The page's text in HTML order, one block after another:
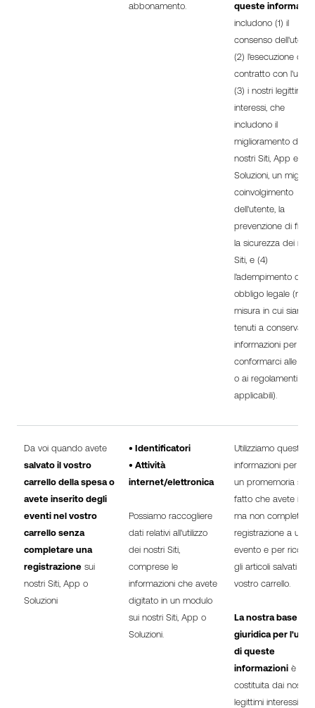
abbonamento.
queste
includono (1) il
consenso
(2) l'esecuzione di
contratto con
(3) i nostri legittimi
interessi, che
includono il
miglioramento dei
nostri Siti, App e
Soluzioni, un migliore
coinvolgimento
dell'utente, la
prevenzione di frodi
la sicurezza dei
Siti, e (4)
l'adempimento di un
obbligo legale (nella
misura in cui siamo
tenuti a conservare
informazioni per
conformarci alle
o ai regolamenti
applicabili).
Da voi quando avete
salvato il vostro
carrello della spesa o
avete inserito degli
eventi nel vostro
carrello senza
completare una
registrazione sui
nostri Siti, App o
Soluzioni
• Identificatori
• Attività
internet/elettronica
Possiamo raccogliere
dati relativi all'utilizzo
dei nostri Siti,
comprese le
informazioni che avete
digitato in un modulo
sui nostri Siti, App o
Soluzioni.
Utilizziamo queste
informazioni per
un promemoria sul
fatto che avete
ma non completato
registrazione a un
evento e per
gli articoli salvati nel
vostro carrello.
La nostra base
giuridica per
di queste
informazioniè
costituita dai nostri
legittimi interessi,